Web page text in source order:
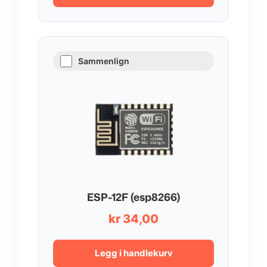
Sammenlign
ESP-12F (esp8266)
kr 34,00
Legg i handlekurv